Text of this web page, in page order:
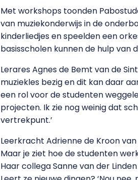
Met workshops toonden
van muziekonderwijs in de
kinderliedjes en speelden een
basisscholen kunnen de hulp van
Lerares Agnes de Bemt van de
muziekles bezig en dit kan daar
een rol voor de studenten
projecten. Ik zie nog weinig dat
vertrekpunt.’
Leerkracht Adrienne de Kroon
Maar je ziet hoe de studenten
Haar collega Sanne van der